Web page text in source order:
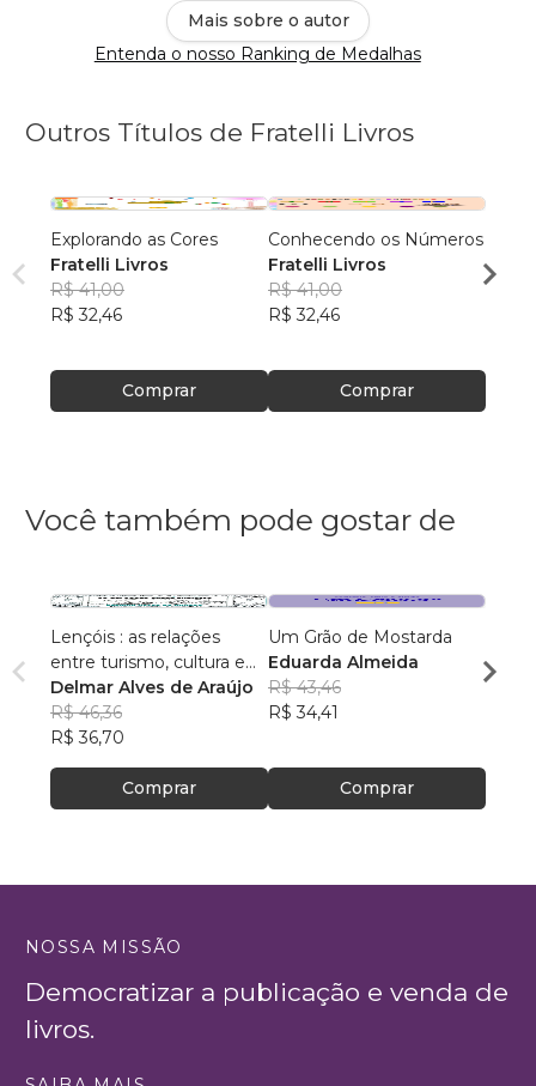
Mais sobre o autor
Entenda o nosso Ranking de Medalhas
Outros Títulos de Fratelli Livros
Explorando as Cores
Fratelli Livros
R$ 41,00
R$ 32,46
Comprar
Conhecendo os Números
Fratelli Livros
R$ 41,00
R$ 32,46
Comprar
R$
Você também pode gostar de
Lençóis : as relações
entre turismo, cultura e
ambiente
Delmar Alves de Araújo
R$ 46,36
R$ 36,70
Comprar
Um Grão de Mostarda
Eduarda Almeida
R$ 43,46
R$ 34,41
Comprar
Aulas
NOSSA MISSÃO
Democratizar a publicação e venda de
livros.